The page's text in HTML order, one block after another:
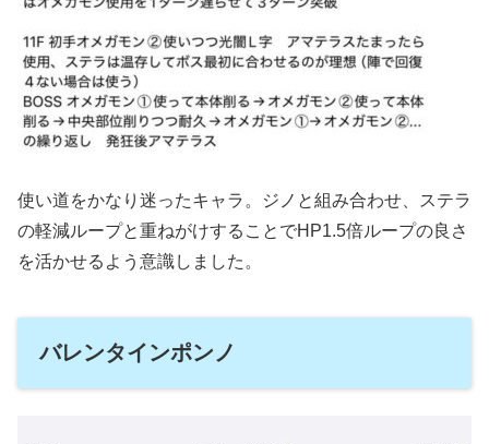
使い道をかなり迷ったキャラ。ジノと組み合わせ、ステラ
の軽減ループと重ねがけすることでHP1.5倍ループの良さ
を活かせるよう意識しました。
バレンタインポンノ